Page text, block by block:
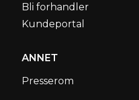
Bli forhandler
Kundeportal
ANNET
Presserom